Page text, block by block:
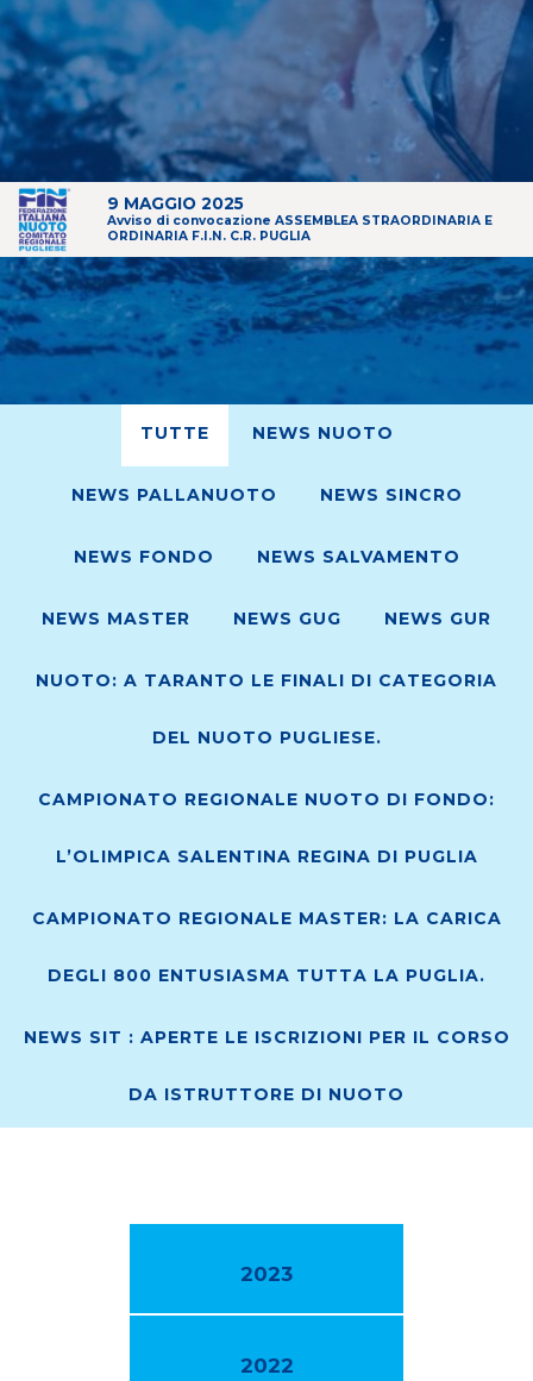
9 MAGGIO 2025
Avviso di convocazione ASSEMBLEA STRAORDINARIA E
ORDINARIA F.I.N. C.R. PUGLIA
TUTTE NEWS NUOTO
NEWS PALLANUOTO NEWS SINCRO
NEWS FONDO NEWS SALVAMENTO
NEWS MASTER NEWS GUG NEWS GUR
NUOTO: A TARANTO LE FINALI DI CATEGORIA
DEL NUOTO PUGLIESE.
CAMPIONATO REGIONALE NUOTO DI FONDO:
L’OLIMPICA SALENTINA REGINA DI PUGLIA
CAMPIONATO REGIONALE MASTER: LA CARICA
DEGLI 800 ENTUSIASMA TUTTA LA PUGLIA.
NEWS SIT : APERTE LE ISCRIZIONI PER IL CORSO
DA ISTRUTTORE DI NUOTO
2023
2022